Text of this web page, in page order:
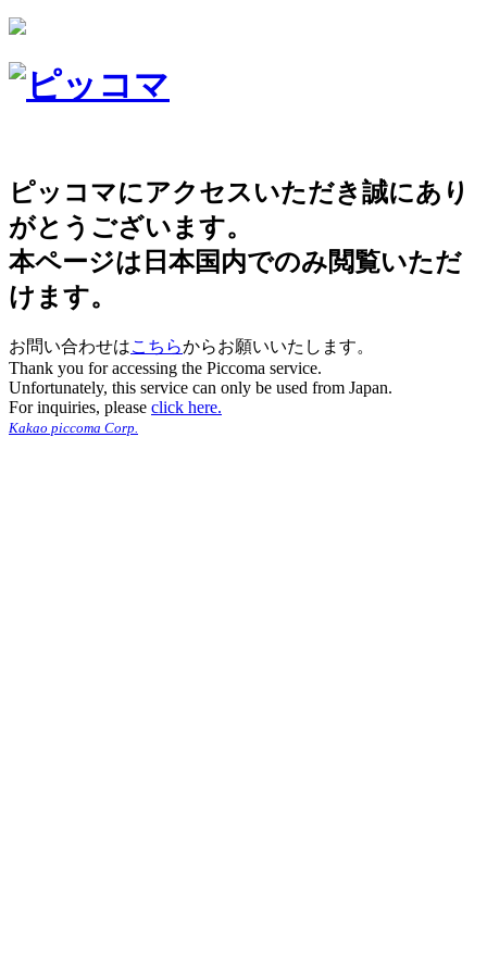
ピッコマにアクセスいただき誠にあり
がとうございます。
本ページは日本国内でのみ閲覧いただ
けます。
お問い合わせはこちらからお願いいたします。
Thank you for accessing the Piccoma service.
Unfortunately, this service can only be used from Japan.
For inquiries, please click here.
Kakao piccoma Corp.